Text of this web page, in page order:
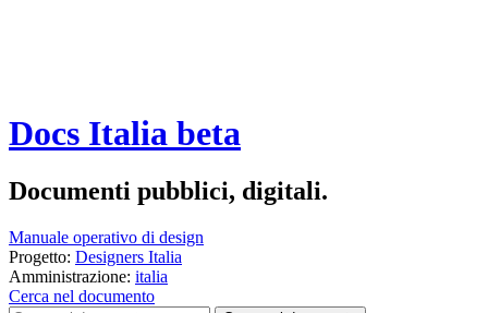
Docs Italia beta
Documenti pubblici, digitali.
Manuale operativo di design
Progetto: Designers Italia
Amministrazione: italia
Cerca nel documento